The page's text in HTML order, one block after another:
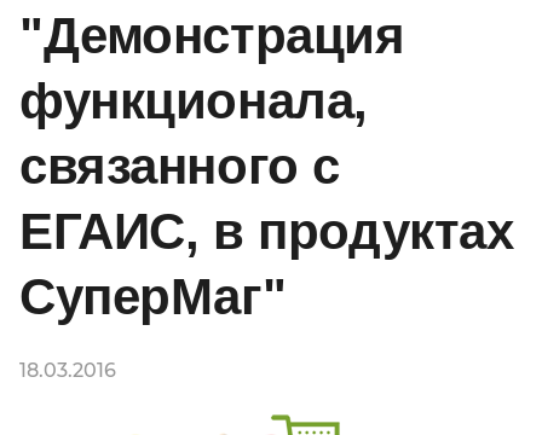
"Демонстрация
функционала,
связанного с
ЕГАИС, в продуктах
СуперМаг"
18.03.2016